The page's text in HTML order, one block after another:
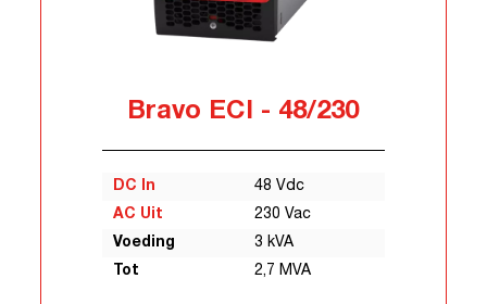
Bravo ECI - 48/230
DC In
48 Vdc
AC Uit
230 Vac
Voeding
3 kVA
Tot
2,7 MVA